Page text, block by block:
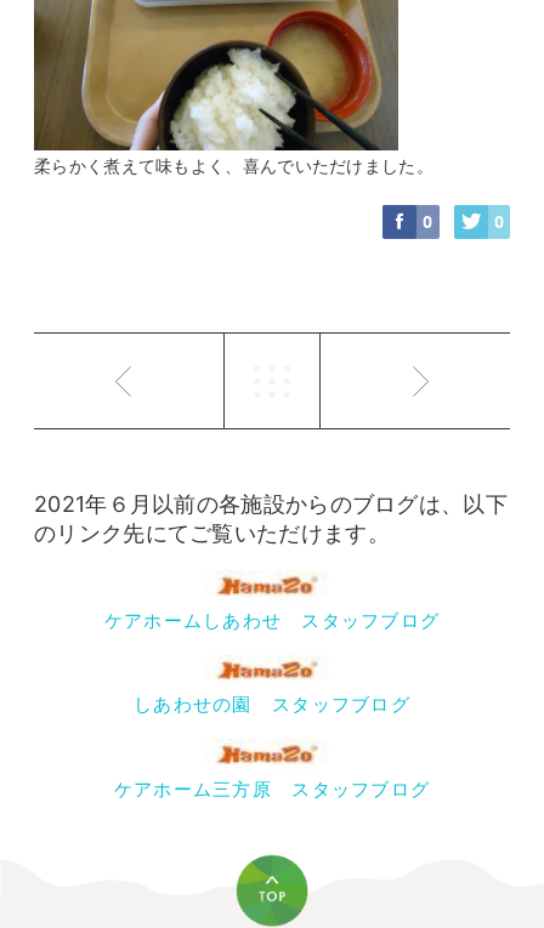
柔らかく煮えて味もよく、喜んでいただけました。
0 0
2021年６月以前の各施設からのブログは、以下
のリンク先にてご覧いただけます。
ケアホームしあわせ スタッフブログ
しあわせの園 スタッフブログ
ケアホーム三方原 スタッフブログ